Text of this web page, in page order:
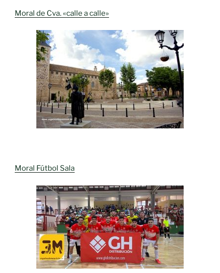
Moral de Cva. «calle a calle»
Moral Fútbol Sala